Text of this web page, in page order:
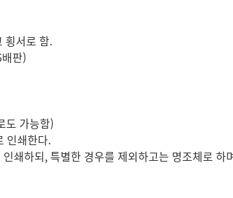
횡서로 함.
판)
도 가능함)
인쇄한다.
쇄하되, 특별한 경우를 제외하고는 명조체로 하